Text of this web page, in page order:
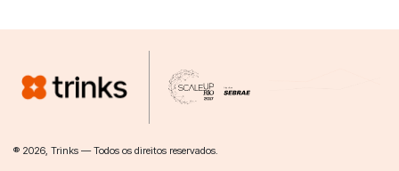
® 2026, Trinks — Todos os direitos reservados.